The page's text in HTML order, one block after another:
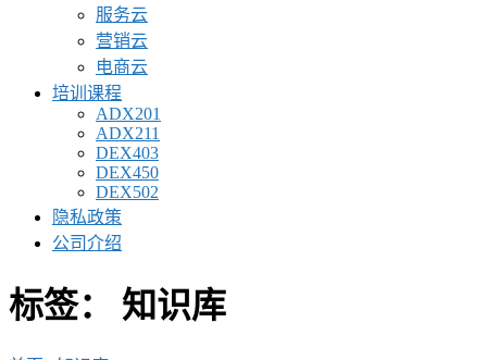
服务云
营销云
电商云
培训课程
ADX201
ADX211
DEX403
DEX450
DEX502
隐私政策
公司介绍
标签： 知识库